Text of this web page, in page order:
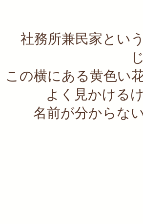
社務所兼民家とい
この横にある黄色い
よく見かける
名前が分からな